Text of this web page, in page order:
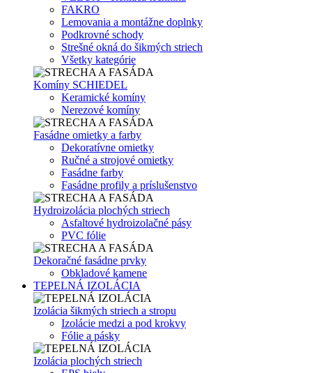
FAKRO
Lemovania a montážne doplnky
Podkrovné schody
Strešné okná do šikmých striech
Všetky kategórie
Komíny SCHIEDEL
Keramické komíny
Nerezové komíny
Fasádne omietky a farby
Dekoratívne omietky
Ručné a strojové omietky
Fasádne farby
Fasádne profily a príslušenstvo
Hydroizolácia plochých striech
Asfaltové hydroizolačné pásy
PVC fólie
Dekoračné fasádne prvky
Obkladové kamene
TEPELNÁ IZOLÁCIA
Izolácia šikmých striech a stropu
Izolácie medzi a pod krokvy
Fólie a pásky
Izolácia plochých striech